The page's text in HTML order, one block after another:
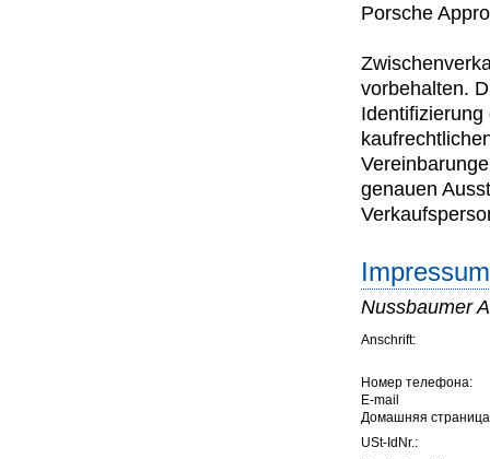
Porsche
vorbehalten.
genauen
Nussbaumer
Anschrift:
Номер телефона:
E-mail
Домашняя
USt-IdNr.: